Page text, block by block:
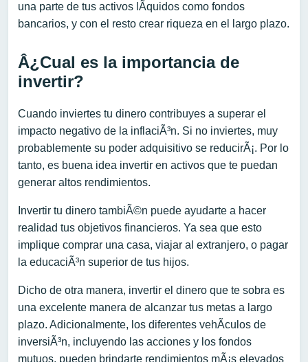
una parte de tus activos lÃ­quidos como fondos
bancarios, y con el resto crear riqueza en el largo plazo.
Â¿Cual es la importancia de
invertir?
Cuando inviertes tu dinero contribuyes a superar el
impacto negativo de la inflaciÃ³n. Si no inviertes, muy
probablemente su poder adquisitivo se reducirÃ¡. Por lo
tanto, es buena idea invertir en activos que te puedan
generar altos rendimientos.
Invertir tu dinero tambiÃ©n puede ayudarte a hacer
realidad tus objetivos financieros. Ya sea que esto
implique comprar una casa, viajar al extranjero, o pagar
la educaciÃ³n superior de tus hijos.
Dicho de otra manera, invertir el dinero que te sobra es
una excelente manera de alcanzar tus metas a largo
plazo. Adicionalmente, los diferentes vehÃ­culos de
inversiÃ³n, incluyendo las acciones y los fondos
mutuos, pueden brindarte rendimientos mÃ¡s elevados